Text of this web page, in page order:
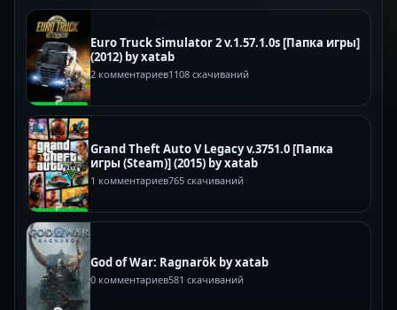
Euro Truck Simulator 2 v.1.57.1.0s [Папка игры]
(2012) by xatab
2 комментариев1108 скачиваний
Grand Theft Auto V Legacy v.3751.0 [Папка
игры (Steam)] (2015) by xatab
1 комментариев765 скачиваний
God of War: Ragnarök by xatab
0 комментариев581 скачиваний